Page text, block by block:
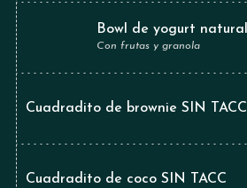
Bowl de yogurt natural
Con frutas y granola
Cuadradito de brownie SIN TACC
Cuadradito de coco SIN TACC